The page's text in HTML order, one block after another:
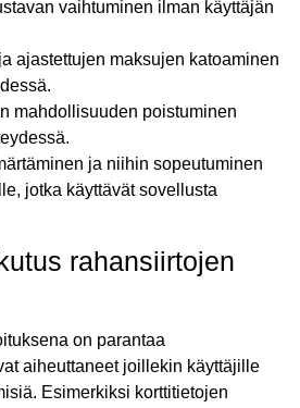
vaihtuminen ilman käyttäjän
ajastettujen maksujen katoaminen
mahdollisuuden poistuminen
ja niihin sopeutuminen
jotka käyttävät sovellusta
rahansiirtojen
on parantaa
aiheuttaneet joillekin käyttäjille
Esimerkiksi korttitietojen